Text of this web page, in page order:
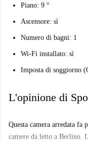
Piano: 9 °
Ascensore: sì
Numero di bagni: 1
Wi-Fi installato: sì
Imposta di soggiorno
L'opinione di
Questa camera arredata fa
camere da letto a Berlino.